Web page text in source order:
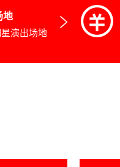
地
演出场地